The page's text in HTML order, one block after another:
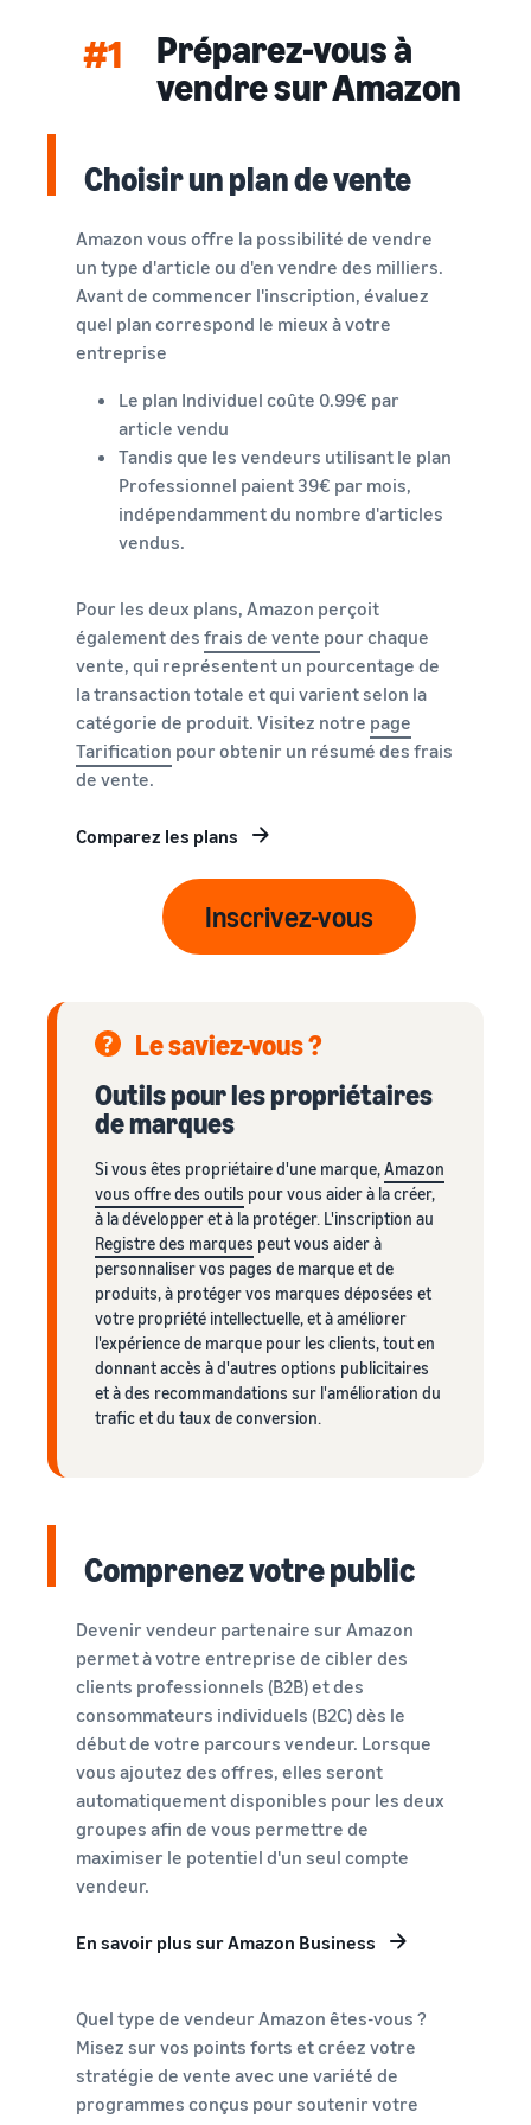
une
entreprise
croissance
vous être le
prochain?
d'expédition
pour vos
produits à
bas prix
Découvrez les
tarifs Prix bas
Expédié par
Amazon pour les
dont le prix est
inférieur ou égal à
€20.
marque
d'outils de
des
avantages de
protection
Trouvez votre
catégorie de produits
Comment vendre de la
nourriture pour
Développez votre
entreprise d'aliments pour
animaux
Comment vendre des
alimentaires en ligne
Développez vos ventes de
compléments alimentaires
Comment vendre des
clients du monde entier
Comment vendre des T-
shirts en ligne
Développez votre marque
de T-shirts
#1
Préparez-vous à
vendre sur Amazon
Choisir un plan de vente
Amazon vous offre la possibilité de vendre
un type d'article ou d'en vendre des milliers.
Avant de commencer l'inscription, évaluez
quel plan correspond le mieux à votre
entreprise
Le plan Individuel coûte 0.99€ par
article vendu
Tandis que les vendeurs utilisant le plan
Professionnel paient 39€ par mois,
indépendamment du nombre d'articles
vendus.
Pour les deux plans, Amazon perçoit
également des frais de vente pour chaque
vente, qui représentent un pourcentage de
la transaction totale et qui varient selon la
catégorie de produit. Visitez notre page
Tarification pour obtenir un résumé des frais
de vente.
Comparez les plans
Inscrivez-vous
Le saviez-vous ?
Outils pour les propriétaires
de marques
Si vous êtes propriétaire d'une marque,Amazon
vous offre des outils pour vous aider à la créer,
à la développer et à la protéger. L'inscription au
Registre des marques peut vous aider à
personnaliser vos pages de marque et de
produits, à protéger vos marques déposées et
votre propriété intellectuelle, et à améliorer
l'expérience de marque pour les clients, tout en
donnant accès à d'autres options publicitaires
et à des recommandations sur l'amélioration du
trafic et du taux de conversion.
Comprenez votre public
Devenir vendeur partenaire sur Amazon
permet à votre entreprise de cibler des
clients professionnels (B2B) et des
consommateurs individuels (B2C) dès le
début de votre parcours vendeur. Lorsque
vous ajoutez des offres, elles seront
automatiquement disponibles pour les deux
groupes afin de vous permettre de
maximiser le potentiel d'un seul compte
vendeur.
En savoir plus sur Amazon Business
Quel type de vendeur Amazon êtes-vous ?
Misez sur vos points forts et créez votre
stratégie de vente avec une variété de
programmes conçus pour soutenir votre